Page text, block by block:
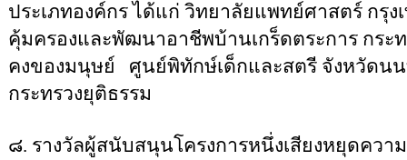
ประเภทองค์กรได้แก่ วิทยาลัยแพทย์ศาสตร์ กรุง
คุ้มครองและพัฒนาอาชีพบ้านเกร็ดตระการ กระ
คงของมนุษย์
ศูนย์พิทักษ์เด็กและสตรี จังหวัดน
กระทรวงยุติธรรม
๘. รางวัลผู้สนับสนุนโครงการหนึ่งเสียงหยุดควา